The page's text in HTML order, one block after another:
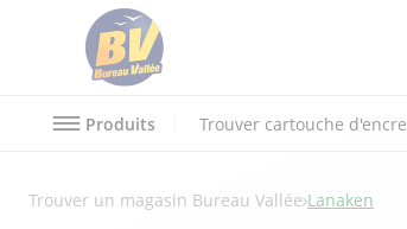
Produits Trouver cartouche d'encre
Trouver un magasin Bureau Vallée Lanaken